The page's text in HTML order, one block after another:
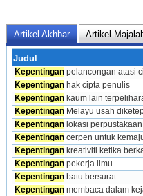
Artikel Akhbar Artikel
Judul
Kepentingan pelancongan atasi
Kepentingan hak cipta penulis
Kepentingan kaum lain
Kepentingan Melayu usah
Kepentingan lokasi
Kepentingan cerpen untuk
Kepentingan kreativiti ketika
Kepentingan pekerja ilmu
Kepentingan batu bersurat
Kepentingan membaca dalam